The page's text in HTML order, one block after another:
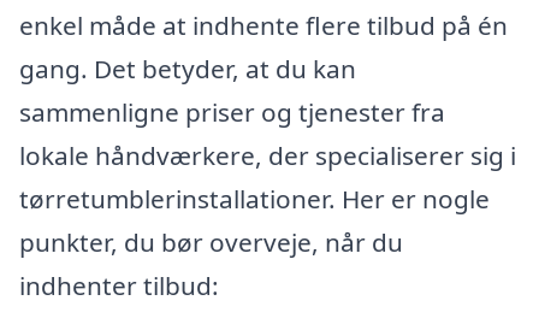
enkel måde at indhente flere tilbud på én
gang. Det betyder, at du kan
sammenligne priser og tjenester fra
lokale håndværkere, der specialiserer sig i
tørretumblerinstallationer. Her er nogle
punkter, du bør overveje, når du
indhenter tilbud: